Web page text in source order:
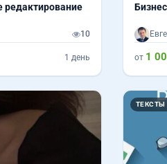
редактирование
10
1 день от 1
ТЕКСТЫ